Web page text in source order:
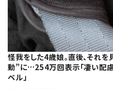
怪我をした4歳娘。直後、それ
動”に…254万回表示「凄い配慮
ベル」